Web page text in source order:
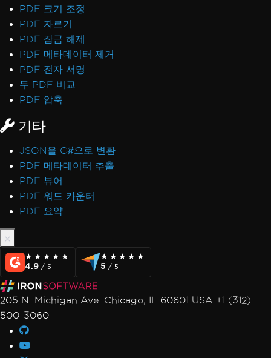
PDF 크기 조정
PDF 자르기
PDF 잠금 해제
PDF 메타데이터 제거
PDF 전자 서명
두 PDF 비교
PDF 압축
기타
JSON을 C#으로 변환
PDF 메타데이터 추출
PDF 뷰어
PDF 워드 카운터
PDF 요약
★★★★★
★★★★★
4.9 / 5
★★★★★
★★★★★
5 / 5
205 N. Michigan Ave. Chicago, IL 60601 USA +1 (312)
500-3060